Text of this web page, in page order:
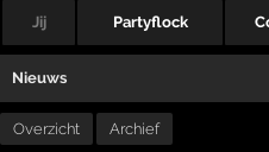
Jij Partyflock
Nieuws
Overzicht Archief